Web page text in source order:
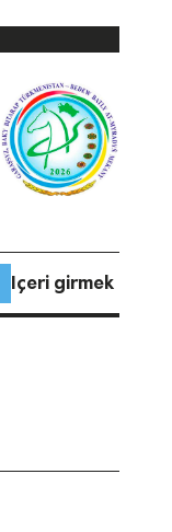
Içeri girmek